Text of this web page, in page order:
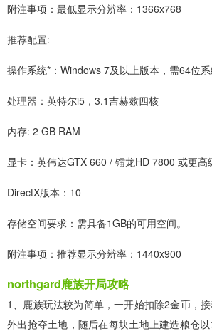
附注事项：最低显示分辨率：1366x768
推荐配置:
操作系统*：Windows 7及以上版本，需64位系
处理器：英特尔i5，3.1吉赫兹四核
内存: 2 GB RAM
显卡：英伟达GTX 660 / 镭龙HD 7800 或更高
DirectX版本：10
存储空间要求：需具备1GB的可用空间。
附注事项：推荐显示分辨率：1440x900
northgard鹿族开局攻略
1、鹿族玩法较为简单，一开始扣除2金币，
外出抢夺土地，随后在每块土地上建造粮仓